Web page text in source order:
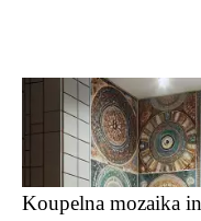
Koupelna mozaika